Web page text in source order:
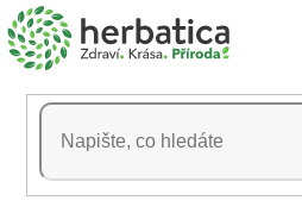
Přejít
na
obsah